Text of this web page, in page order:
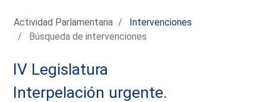
Actividad Parlamentaria
Intervenciones
Búsqueda de intervenciones
IV Legislatura
Interpelación urgente.